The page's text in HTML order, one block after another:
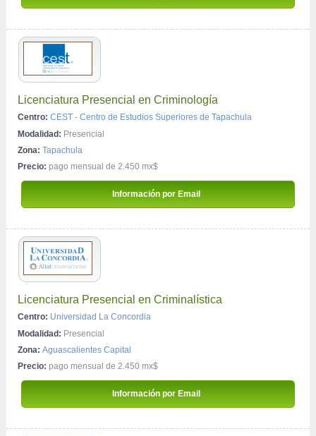
Licenciatura Presencial en Criminología
Centro: CEST - Centro de Estudios Superiores de Tapachula
Modalidad: Presencial
Zona: Tapachula
Precio: pago mensual de 2.450 mx$
Información por Email
Licenciatura Presencial en Criminalística
Centro: Universidad La Concordia
Modalidad: Presencial
Zona: Aguascalientes Capital
Precio: pago mensual de 2.450 mx$
Información por Email